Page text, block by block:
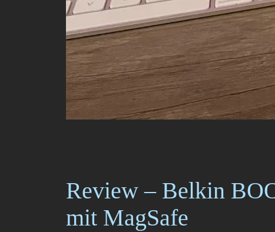
Review – Belkin
mit MagSafe